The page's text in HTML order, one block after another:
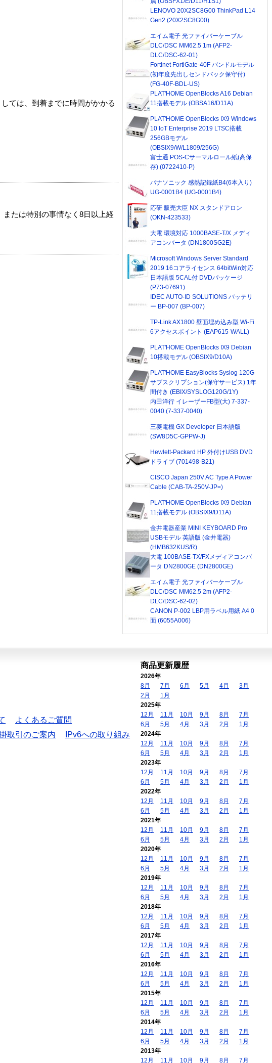
ては、到着までに時間がかかる
たは特別の事情なく8日以上経
LENOVO 20X2SC8G00 ThinkPad L14
Gen2 (20X2SC8G00)
エイム電子 光ファイバーケーブル
DLC/DSC MM62.5 1m (AFP2-
DLC/DSC-62-01)
Fortinet FortiGate-40F バンドルモデル
(初年度先出しセンドバック保守付)
(FG-40F-BDL-US)
PLAT'HOME OpenBlocks A16 Debian
11搭載モデル (OBSA16/D11A)
PLAT'HOME OpenBlocks IX9 Windows
10 IoT Enterprise 2019 LTSC搭載
256GBモデル
(OBSIX9/W/L1809/256G)
富士通 POS-Cサーマルロール紙(高保
存) (0722410-P)
パナソニック 感熱記録紙B4(6本入り)
UG-0001B4 (UG-0001B4)
応研 販売大臣 NX スタンドアロン
(OKN-423533)
大電 環境対応 1000BASE-T/X メディ
アコンバータ (DN1800SG2E)
Microsoft Windows Server Standard
2019 16コアライセンス 64bitWin対応
日本語版 5CAL付 DVDパッケージ
(P73-07691)
IDEC AUTO-ID SOLUTIONS バッテリ
ー BP-007 (BP-007)
TP-Link AX1800 壁面埋め込み型 Wi-Fi
6アクセスポイント (EAP615-WALL)
PLAT'HOME OpenBlocks IX9 Debian
10搭載モデル (OBSIX9/D10A)
PLAT'HOME EasyBlocks Syslog 120G
サブスクリプション(保守サービス) 1年
間付き (EBIX/SYSLOG120G/1Y)
内田洋行 イレーザーFB型(大) 7-337-
0040 (7-337-0040)
三菱電機 GX Developer 日本語版
(SW8D5C-GPPW-J)
Hewlett-Packard HP 外付けUSB DVD
ドライブ (701498-B21)
CISCO Japan 250V AC Type A Power
Cable (CAB-TA-250V-JP=)
PLAT'HOME OpenBlocks IX9 Debian
11搭載モデル (OBSIX9/D11A)
金井電器産業 MINI KEYBOARD Pro
USBモデル 英語版 (金井電器)
(HMB632KUS/R)
大電 100BASE-TX/FXメディアコンバ
ータ DN2800GE (DN2800GE)
エイム電子 光ファイバーケーブル
DLC/DSC MM62.5 2m (AFP2-
DLC/DSC-62-02)
CANON P-002 LBP用ラベル用紙 A4 0
面 (6055A006)
よくあるご質問
取引のご案内
IPv6への取り組み
商品更新履歴
2026年
8月
7月 6月 5月 4月
3月
2月
1月
2025年
12月
11月 10月 9月 8月
7月
6月
5月 4月 3月 2月
1月
2024年
12月
11月 10月 9月 8月
7月
6月
5月 4月 3月 2月
1月
2023年
12月
11月 10月 9月 8月
7月
6月
5月 4月 3月 2月
1月
2022年
12月
11月 10月 9月 8月
7月
6月
5月 4月 3月 2月
1月
2021年
12月
11月 10月 9月 8月
7月
6月
5月 4月 3月 2月
1月
2020年
12月
11月 10月 9月 8月
7月
6月
5月 4月 3月 2月
1月
2019年
12月
11月 10月 9月 8月
7月
6月
5月 4月 3月 2月
1月
2018年
12月
11月 10月 9月 8月
7月
6月
5月 4月 3月 2月
1月
2017年
12月
11月 10月 9月 8月
7月
6月
5月 4月 3月 2月
1月
2016年
12月
11月 10月 9月 8月
7月
6月
5月 4月 3月 2月
1月
2015年
12月
11月 10月 9月 8月
7月
6月
5月 4月 3月 2月
1月
2014年
12月
11月 10月 9月 8月
7月
6月
5月 4月 3月 2月
1月
2013年
12月
11月 10月 9月 8月 7月